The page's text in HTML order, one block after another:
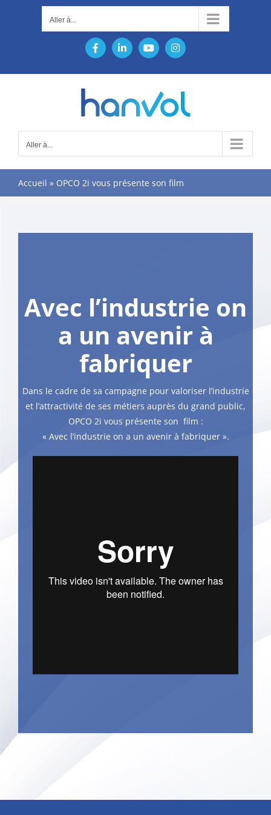
Aller à...
FacebookLinkedInYouTubeInstagram
Aller à...
Accueil » OPCO 2i vous présente son film
Avec l’industrie on
a un avenir à
fabriquer
Dans le cadre de sa campagne pour valoriser l’industrie
et l’attractivité de ses métiers auprès du grand public,
OPCO 2i vous présente son film :
« Avec l’industrie on a un avenir à fabriquer ».